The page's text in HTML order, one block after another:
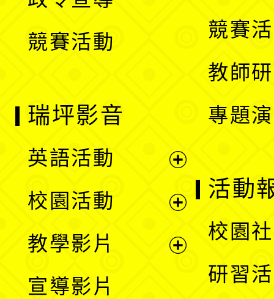
競賽活動
競賽
教師
專題
瑞坪影音
英語活動
選
校園活動
教學影片
宣導影片
活動
校園
研習